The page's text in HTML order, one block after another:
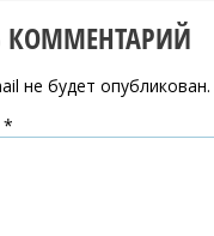
КОММЕНТАРИЙ
не будет опубликован.
*